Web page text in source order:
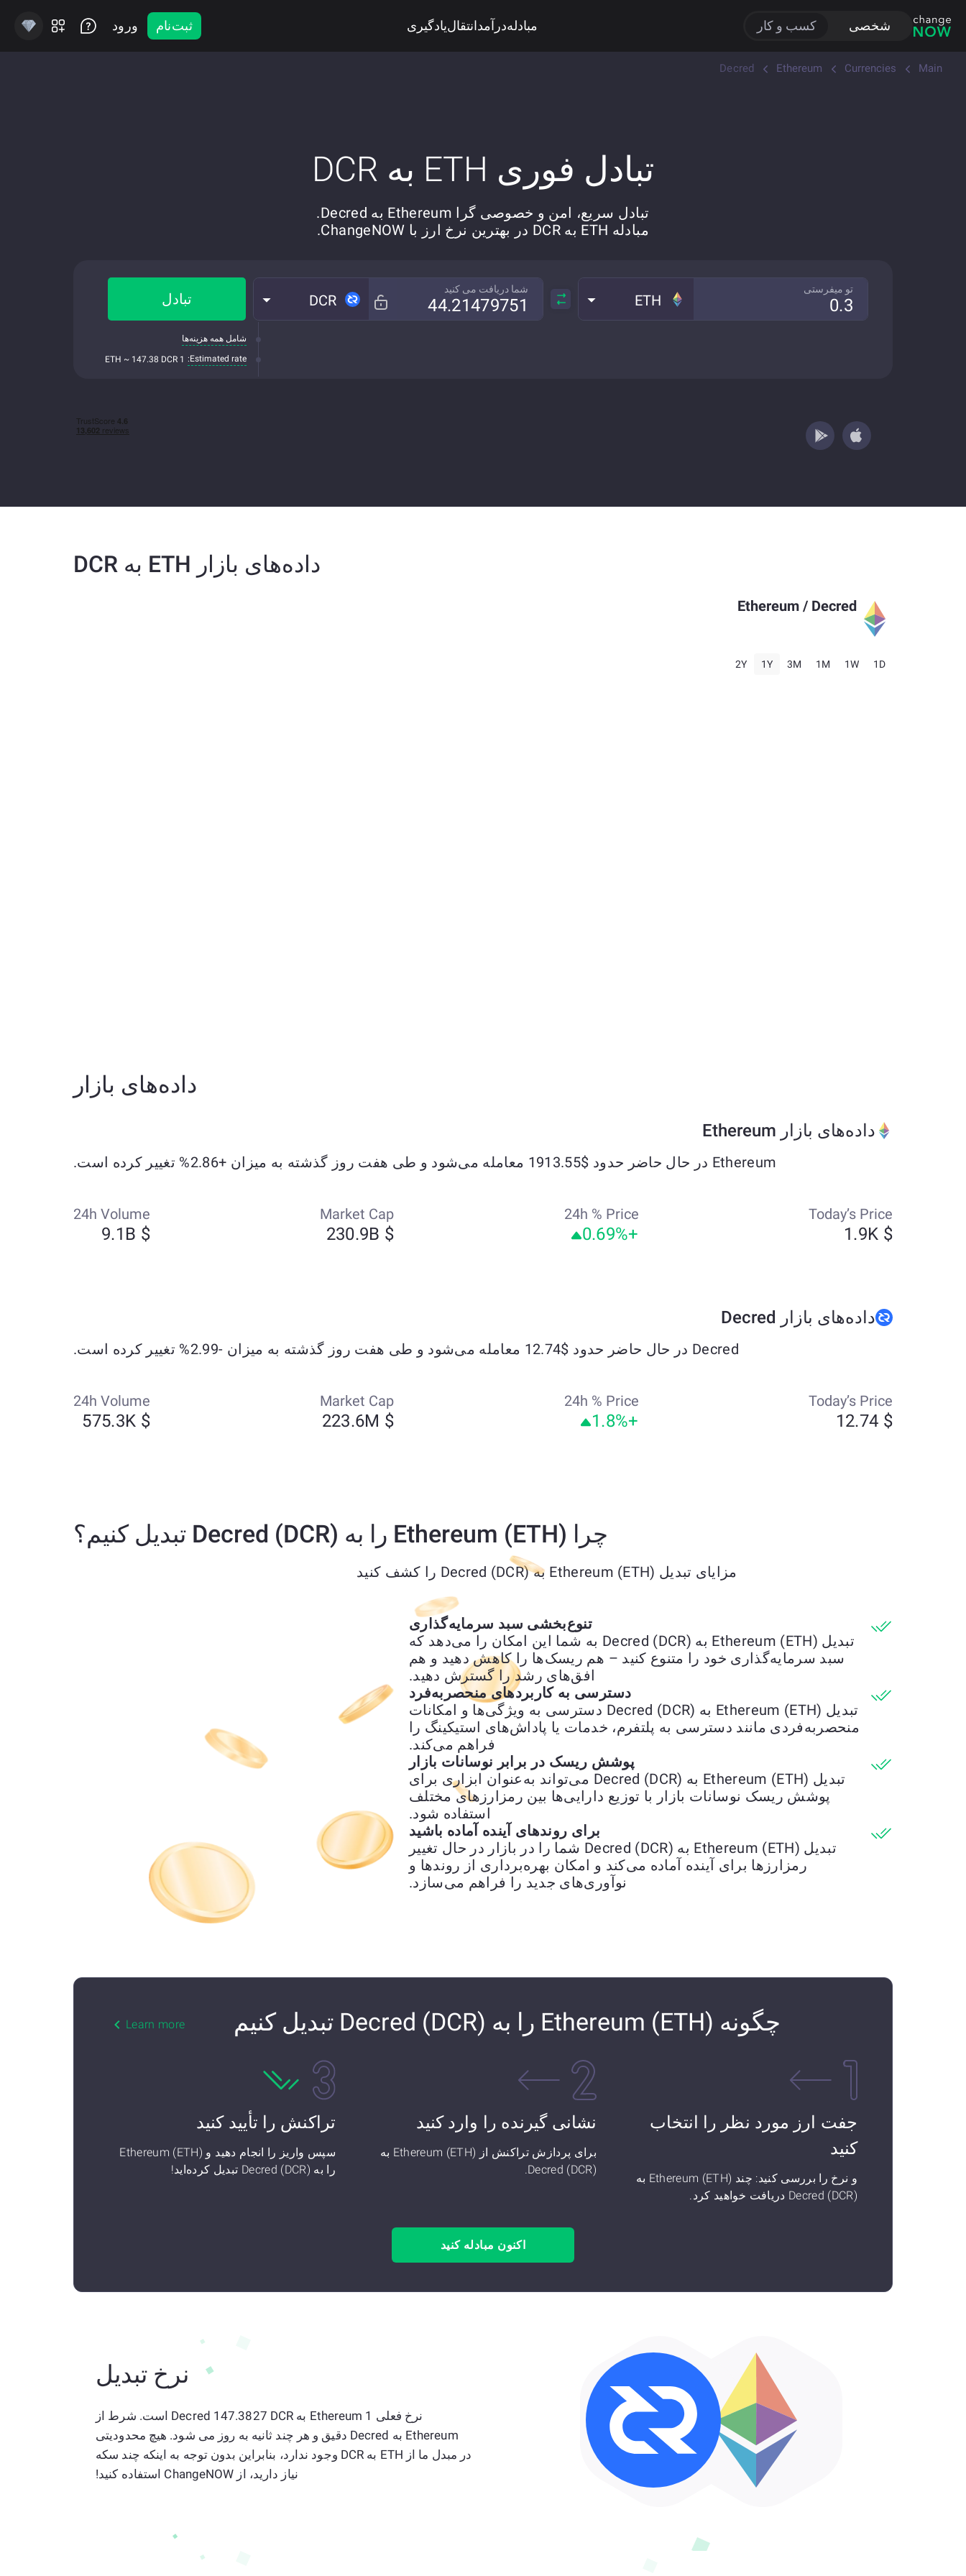
شخصی کسب و کار مبادلهدرآمدانتقالیادگیری ثبت‌نام ورود
Main
Currencies
Ethereum
Decred
تبادل فوری ETH به DCR
تبادل سریع، امن و خصوصی گرا Ethereum به Decred.
مبادله ETH به DCR در بهترین نرخ ارز با ChangeNOW.
تو میفرستی
ETH
شامل همه هزینه‌ها
Estimated rate:
1 ETH ~ 147.38 DCR
شما دریافت می کنید
DCR تبادل
داده‌های بازار ETH به DCR
Ethereum / Decred
1D
1W
1M
3M
1Y
2Y
داده‌های بازار
داده‌های بازار Ethereum
Ethereum در حال حاضر حدود $1913.55 معامله می‌شود و طی هفت روز گذشته به میزان +2.86% تغییر کرده است.
Today’s Price
$ 1.9K
24h % Price
+0.69%
Market Cap
$ 230.9B
24h Volume
$ 9.1B
داده‌های بازار Decred
Decred در حال حاضر حدود $12.74 معامله می‌شود و طی هفت روز گذشته به میزان -2.99% تغییر کرده است.
Today’s Price
$ 12.74
24h % Price
+1.8%
Market Cap
$ 223.6M
24h Volume
$ 575.3K
چرا Ethereum (ETH) را به Decred (DCR) تبدیل کنیم؟
مزایای تبدیل Ethereum (ETH) به Decred (DCR) را کشف کنید
تنوع‌بخشی سبد سرمایه‌گذاری
تبدیل Ethereum (ETH) به Decred (DCR) به شما این امکان را می‌دهد که
سبد سرمایه‌گذاری خود را متنوع کنید – هم ریسک‌ها را کاهش دهید و هم
افق‌های رشد را گسترش دهید.
دسترسی به کاربردهای منحصربه‌فرد
تبدیل Ethereum (ETH) به Decred (DCR) دسترسی به ویژگی‌ها و امکانات
منحصربه‌فردی مانند دسترسی به پلتفرم، خدمات یا پاداش‌های استیکینگ را
فراهم می‌کند.
پوشش ریسک در برابر نوسانات بازار
تبدیل Ethereum (ETH) به Decred (DCR) می‌تواند به‌عنوان ابزاری برای
پوشش ریسک نوسانات بازار با توزیع دارایی‌ها بین رمزارزهای مختلف
استفاده شود.
برای روندهای آینده آماده باشید
تبدیل Ethereum (ETH) به Decred (DCR) شما را در بازار در حال تغییر
رمزارزها برای آینده آماده می‌کند و امکان بهره‌برداری از روندها و
نوآوری‌های جدید را فراهم می‌سازد.
چگونه Ethereum (ETH) را به Decred (DCR) تبدیل کنیم Learn more
جفت ارز مورد نظر را انتخاب
کنید
و نرخ را بررسی کنید: چند Ethereum (ETH) به
Decred (DCR) دریافت خواهید کرد.
نشانی گیرنده را وارد کنید
برای پردازش تراکنش از Ethereum (ETH) به
Decred (DCR).
تراکنش را تأیید کنید
سپس واریز را انجام دهید و Ethereum (ETH)
را به Decred (DCR) تبدیل کرده‌اید!
اکنون مبادله کنید
نرخ تبدیل
نرخ فعلی 1 Ethereum به Decred 147.3827 DCR است. شرط از
Ethereum به Decred دقیق و هر چند ثانیه به روز می شود. هیچ محدودیتی
در مبدل ما از ETH به DCR وجود ندارد، بنابراین بدون توجه به اینکه چند سکه
نیاز دارید، از ChangeNOW استفاده کنید!